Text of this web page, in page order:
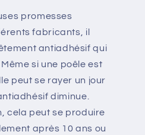
promesses
fabricants, il
antiadhésif qui
si une poêle est
peut se rayer un jour
diminue.
cela peut se produire
après 10 ans ou